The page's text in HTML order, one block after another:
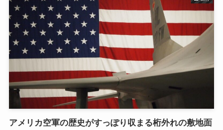
アメリカ空軍の歴史がすっぽり収まる桁外れの敷地面